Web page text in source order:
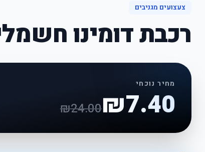
צעצועים מגניבים
רכבת דומינו
מחיר נוכחי
₪7.40
₪24.00